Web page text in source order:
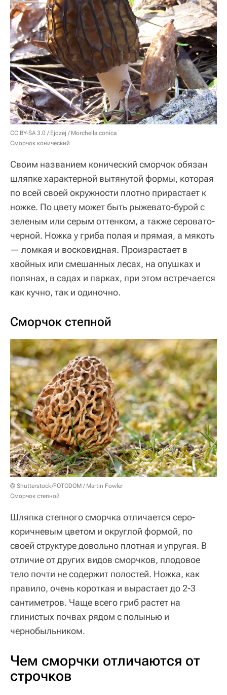
CC BY-SA 3.0 / Ejdzej / Morchella conica
Сморчок конический
Своим названием конический сморчок обязан
шляпке характерной вытянутой формы, которая
по всей своей окружности плотно прирастает к
ножке. По цвету может быть рыжевато-бурой с
зеленым или серым оттенком, а также серовато-
черной. Ножка у гриба полая и прямая, а мякоть
— ломкая и восковидная. Произрастает в
хвойных или смешанных лесах, на опушках и
полянах, в садах и парках, при этом встречается
как кучно, так и одиночно.
Сморчок степной
© Shutterstock/FOTODOM / Martin Fowler
Сморчок степной
Шляпка степного сморчка отличается серо-
коричневым цветом и округлой формой, по
своей структуре довольно плотная и упругая. В
отличие от других видов сморчков, плодовое
тело почти не содержит полостей. Ножка, как
правило, очень короткая и вырастает до 2-3
сантиметров. Чаще всего гриб растет на
глинистых почвах рядом с полынью и
чернобыльником.
Чем сморчки отличаются от
строчков